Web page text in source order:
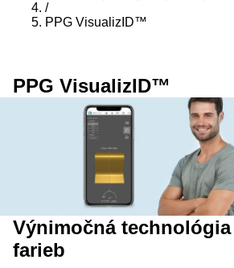
/
PPG VisualizID™
PPG VisualizID™
Výnimočná
farieb